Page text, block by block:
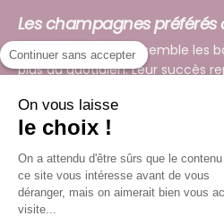
Continuer sans accepter
On vous laisse
le choix !
On a attendu d'être sûrs que le
ce site vous intéresse avant de vous
déranger, mais on aimerait bien vous
visite...
Les champagnes préférés
Cette collection rassemble les
plus au quotidien. Leur succès
entre qualité, plaisir immédiat
champagnes qui plaisent
connaisseurs.
Des valeurs sûres à
Apéritifs, repas, célébrations ou
s’adaptent à tous les moments.